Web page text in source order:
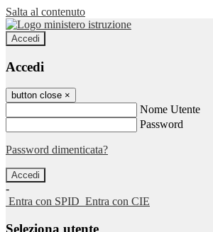
Salta al contenuto
Accedi
Accedi
button close ×
Nome Utente
Password
Password dimenticata?
-
Entra con SPID Entra con CIE
Seleziona utente